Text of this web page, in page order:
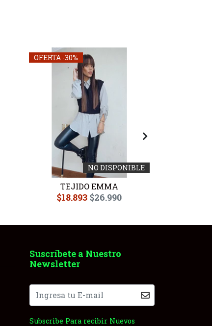
OFERTA -30%
NO DISPONIBLE
TEJIDO EMMA
$18.893$26.990
Suscríbete a Nuestro
Newsletter
Subscribe Para recibir Nuevos